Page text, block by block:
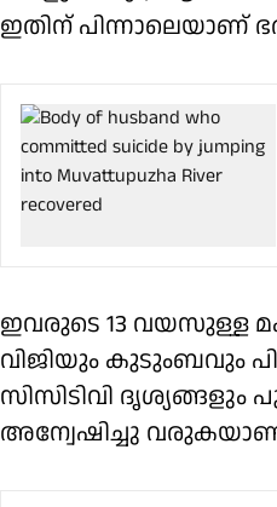
ഇതിന് പിന്നാലെയാണ്
ഇവരുടെ 13 വയസുള്ള
വിജിയും കുടുംബവും
സിസിടിവി
അന്വേഷിച്ചു